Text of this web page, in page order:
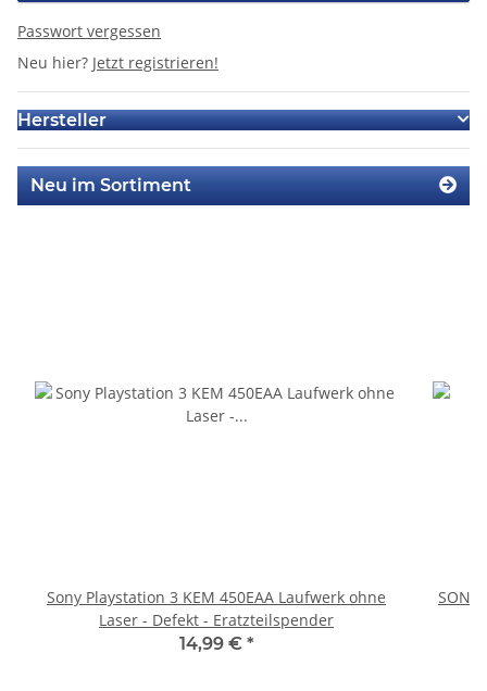
Passwort vergessen
Neu hier? Jetzt registrieren!
Hersteller
Neu im Sortiment
Sony Playstation 3 KEM 450EAA Laufwerk ohne
Laser - Defekt - Eratzteilspender
14,99 € *